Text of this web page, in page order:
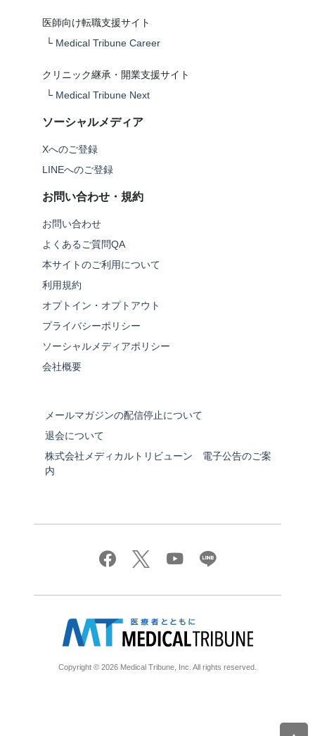
医師向け転職支援サイト
└ Medical Tribune Career
クリニック継承・開業支援サイト
└ Medical Tribune Next
ソーシャルメディア
Xへのご登録
LINEへのご登録
お問い合わせ・規約
お問い合わせ
よくあるご質問QA
本サイトのご利用について
利用規約
オプトイン・オプトアウト
プライバシーポリシー
ソーシャルメディアポリシー
会社概要
メールマガジンの配信停止について
退会について
株式会社メディカルトリビューン 電子公告のご案
内
Copyright © 2026 Medical Tribune, Inc. All rights reserved.